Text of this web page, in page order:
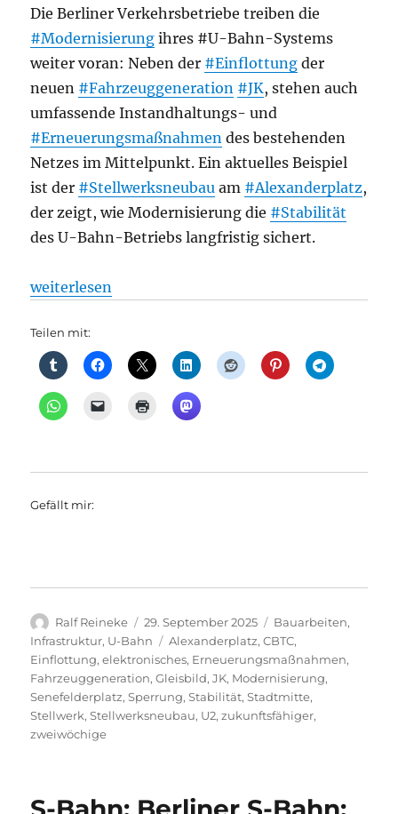
Die Berliner Verkehrsbetriebe treiben die
#Modernisierung ihres #U-Bahn-Systems
weiter voran: Neben der #Einflottung der
neuen #Fahrzeuggeneration #JK, stehen auch
umfassende Instandhaltungs- und
#Erneuerungsmaßnahmen des bestehenden
Netzes im Mittelpunkt. Ein aktuelles Beispiel
ist der #Stellwerksneubau am #Alexanderplatz,
der zeigt, wie Modernisierung die #Stabilität
des U-Bahn-Betriebs langfristig sichert.
„U-Bahn: Schaltzentrale der Zukunft: Neues
weiterlesen
Teilen mit:
Gefällt mir:
Autor
Ralf Reineke
Veröffentlicht
am
29. September 2025 Kategorien
Bauarbeiten,
Infrastruktur, U-Bahn Schlagwörter
Alexanderplatz,CBTC,
Einflottung,elektronisches, Erneuerungsmaßnahmen,
Fahrzeuggeneration,Gleisbild,JK, Modernisierung,
Senefelderplatz,Sperrung,Stabilität,Stadtmitte,
Stellwerk,Stellwerksneubau, U2,zukunftsfähiger,
zweiwöchige